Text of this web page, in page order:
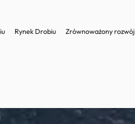
Rynek Drobiu Zrównoważony rozwój